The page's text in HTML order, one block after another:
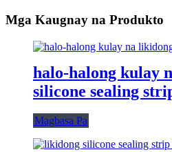
Mga Kaugnay na Produkto
halo-halong kulay
silicone sealing
Magbasa Pa